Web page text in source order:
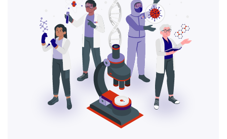
Безопасный и точный метод для
обследования внутренних органов.